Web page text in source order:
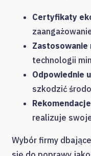
Certyfikaty
technologii
Odpowiednie
szkodzić
realizuje
Wybór firmy